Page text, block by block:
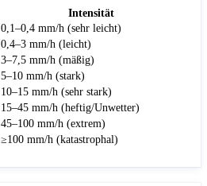
Intensität
0,1–0,4 mm/h (sehr leicht)
0,4–3 mm/h (leicht)
3–7,5 mm/h (mäßig)
5–10 mm/h (stark)
10–15 mm/h (sehr stark)
15–45 mm/h (heftig/Unwetter)
45–100 mm/h (extrem)
≥100 mm/h (katastrophal)